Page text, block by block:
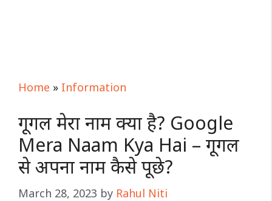
Home » Information
गूगल मेरा नाम क्या है? Google
Mera Naam Kya Hai – गूगल
से अपना नाम कैसे पूछे?
March 28, 2023 by Rahul Niti